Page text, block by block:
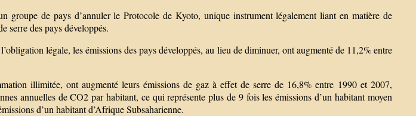
groupe de pays d’annuler le Protocole de Kyoto, unique instrument légalement liant en matière de
serre des pays développés.
légale, les émissions des pays développés, au lieu de diminuer, ont augmenté de 11,2% entre
illimitée, ont augmenté leurs émissions de gaz à effet de serre de 16,8% entre 1990 et 2007,
annuelles de CO2 par habitant, ce qui représente plus de 9 fois les émissions d’un habitant moyen
d’un habitant d’Afrique Subsaharienne.